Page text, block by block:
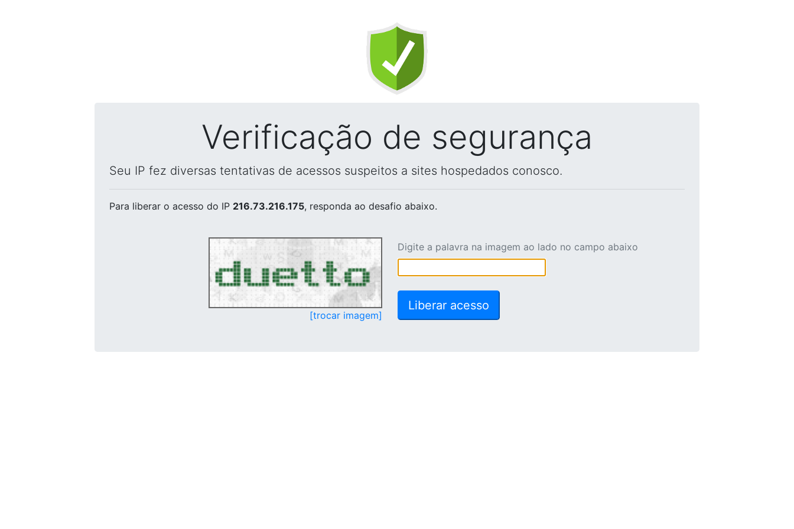
Verificação de segurança
Seu IP fez diversas tentativas de acessos suspeitos a sites hospedados conosco.
Para liberar o acesso do IP 216.73.216.175, responda ao desafio abaixo.
[trocar imagem]
Digite a palavra na imagem ao lado no campo abaixo